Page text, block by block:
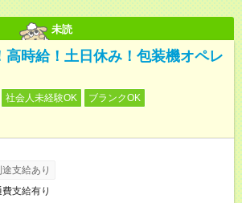
未読
高時給！土日休み！包装機オペレ
社会人未経験OK
ブランクOK
支給あり
支給有り